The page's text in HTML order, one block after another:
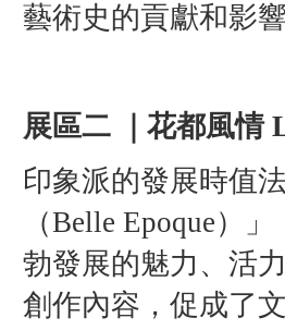
藝術史的貢獻和影響
展區二 ｜花都風情
印象派的發展時值
（Belle Epoque）
勃發展的魅力、活
創作內容，促成了